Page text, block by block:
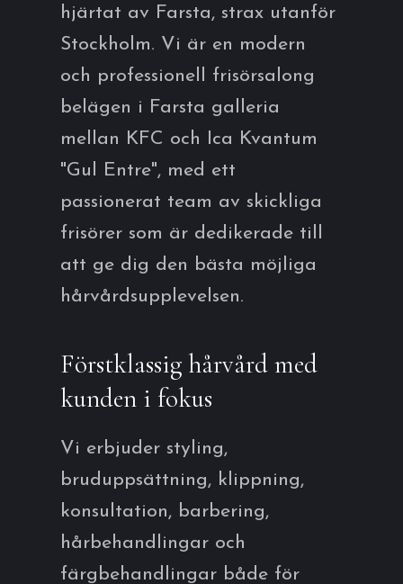
hjärtat av Farsta, strax utanför
Stockholm. Vi är en modern
och professionell frisörsalong
belägen i Farsta galleria
mellan KFC och Ica Kvantum
"Gul Entre", med ett
passionerat team av skickliga
frisörer som är dedikerade till
att ge dig den bästa möjliga
hårvårdsupplevelsen.
Förstklassig hårvård med
kunden i fokus
Vi erbjuder styling,
bruduppsättning, klippning,
konsultation, barbering,
hårbehandlingar och
färgbehandlingar både för